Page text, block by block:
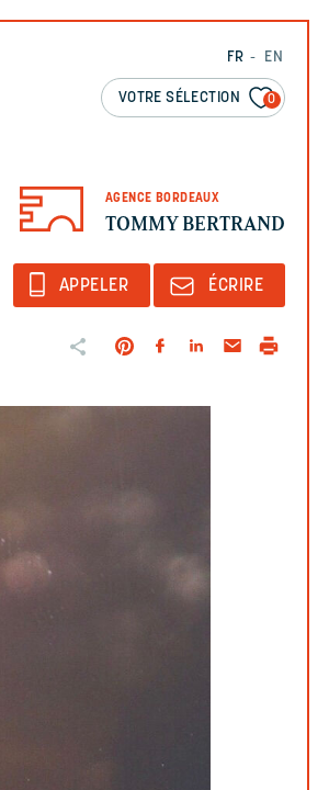
FR EN
VOTRE SÉLECTION 0
AGENCE BORDEAUX
TOMMY BERTRAND
APPELER ÉCRIRE